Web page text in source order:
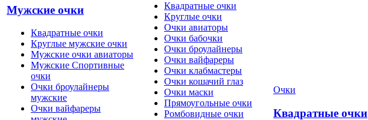
Мужские очки
Квадратные очки
Круглые мужские очки
Мужские очки авиаторы
Мужские Спортивные
очки
Очки броулайнеры
мужские
Очки вайфареры
Квадратные очки
Круглые очки
Очки авиаторы
Очки бабочки
Очки броулайнеры
Очки вайфареры
Очки клабмастеры
Очки кошачий глаз
Очки маски
Прямоугольные очки
Ромбовидные очки
Очки
Квадратные очки